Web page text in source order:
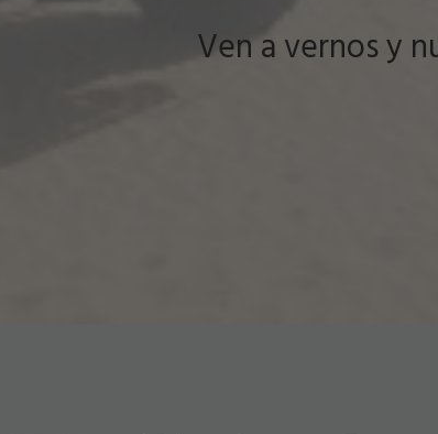
Ven a vernos y